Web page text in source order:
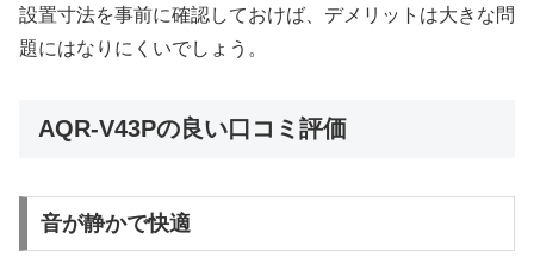
設置寸法を事前に確認しておけば、デメリットは大きな問
題にはなりにくいでしょう。
AQR-V43Pの良い口コミ評価
音が静かで快適